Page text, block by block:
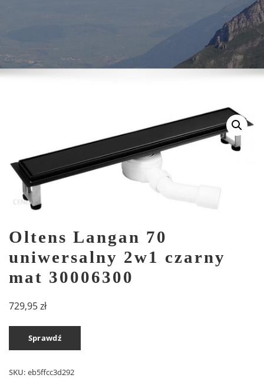
Oltens Langan 70
uniwersalny 2w1 czarny
mat 30006300
729,95zł
Sprawdź
SKU: eb5ffcc3d292